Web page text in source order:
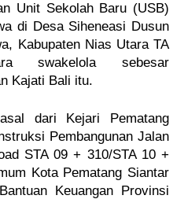
Unit Sekolah Baru (USB)
di Desa Siheneasi Dusun
Kabupaten Nias Utara TA
swakelola sebesar
Kajati Bali itu.
dari Kejari Pematang
Pembangunan Jalan
STA 09 + 310/STA 10 +
Kota Pematang Siantar
Keuangan Provinsi